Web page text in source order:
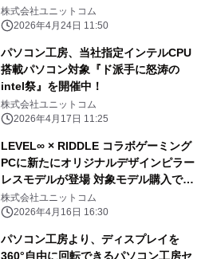
株式会社ユニットコム
2026年4月24日 11:50
パソコン工房、当社指定インテルCPU
搭載パソコン対象『ド派手に怒涛の
intel祭』を開催中！
株式会社ユニットコム
2026年4月17日 11:25
LEVEL∞ × RIDDLE コラボゲーミング
PCに新たにオリジナルデザインピラー
レスモデルが登場 対象モデル購入で先
着100名様にRIDDLEスペシャルドッ
グタグをプレゼント
株式会社ユニットコム
2026年4月16日 16:30
パソコン工房より、ディスプレイを
360°自由に回転できるパソコン工房セ